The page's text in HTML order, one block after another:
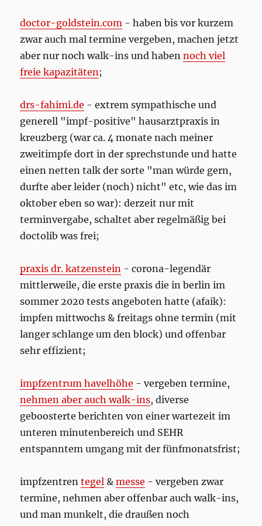
doctor-goldstein.com - haben bis vor kurzem
zwar auch mal termine vergeben, machen jetzt
aber nur noch walk-ins und habennoch viel
freie kapazitäten;
drs-fahimi.de - extrem sympathische und
generell "impf-positive" hausarztpraxis in
kreuzberg (war ca. 4 monate nach meiner
zweitimpfe dort in der sprechstunde und hatte
einen netten talk der sorte "man würde gern,
durfte aber leider (noch) nicht" etc, wie das im
oktober eben so war): derzeit nur mit
terminvergabe, schaltet aber regelmäßig bei
doctolib was frei;
praxis dr. katzenstein - corona-legendär
mittlerweile, die erste praxis die in berlin im
sommer 2020 tests angeboten hatte (afaik):
impfen mittwochs & freitags ohne termin (mit
langer schlange um den block) und offenbar
sehr effizient;
impfzentrum havelhöhe - vergeben termine,
nehmen aber auch walk-ins, diverse
geboosterte berichten von einer wartezeit im
unteren minutenbereich und SEHR
entspanntem umgang mit der fünfmonatsfrist;
impfzentrentegel &messe - vergeben zwar
termine, nehmen aber offenbar auch walk-ins,
und man munkelt, die draußen noch